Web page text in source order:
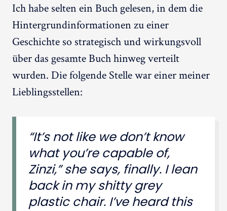
Ich habe selten ein Buch gelesen, in dem die
Hintergrundinformationen zu einer
Geschichte so strategisch und wirkungsvoll
über das gesamte Buch hinweg verteilt
wurden. Die folgende Stelle war einer meiner
Lieblingsstellen:
“It’s not like we don’t know
what you’re capable of,
Zinzi,” she says, finally. I lean
back in my shitty grey
plastic chair. I’ve heard this